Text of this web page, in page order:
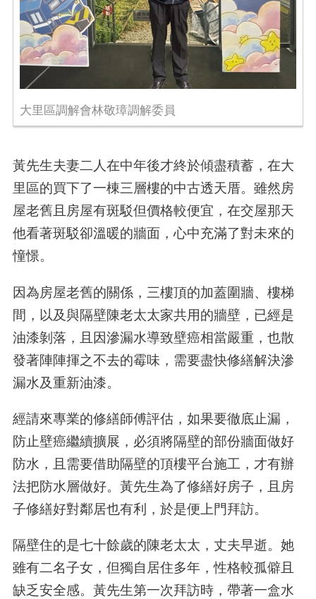
大里區調解會林敬璋調解委員
黃先生夫妻二人在中年後才終於傾盡積蓄，在大
里區的買下了一棟三層樓的中古透天厝。雖然房
屋老舊且房屋有斑駁但價格較便宜，在交屋那天
他看著斑駁卻溫暖的牆面，心中充滿了對未來的
憧憬。
因為房屋老舊的關係，三樓頂的加蓋圍牆、樓梯
間，以及與隔壁陳老太太家共用的牆壁，已經是
油漆剝落，且因滲漏水導致壁癌相當嚴重，也散
發著陣陣揮之不去的霉味，需要盡快修繕解決滲
漏水及重新油漆。
經請來專業的修繕師傅評估，如果要徹底止漏，
防止壁癌繼續擴展，必須將隔壁的部份牆面做好
防水，且需要借助隔壁的頂樓平台施工，才有辦
法把防水層做好。黃先生為了修繕好房子，且房
子修繕好對鄰居也有利，於是便上門拜訪。
隔壁住的是七十餘歲的陳老太太，丈夫早逝。她
雖有二名子女，但獨自居住多年，性格較孤僻且
缺乏安全感。黃先生第一次拜訪時，帶著一盒水